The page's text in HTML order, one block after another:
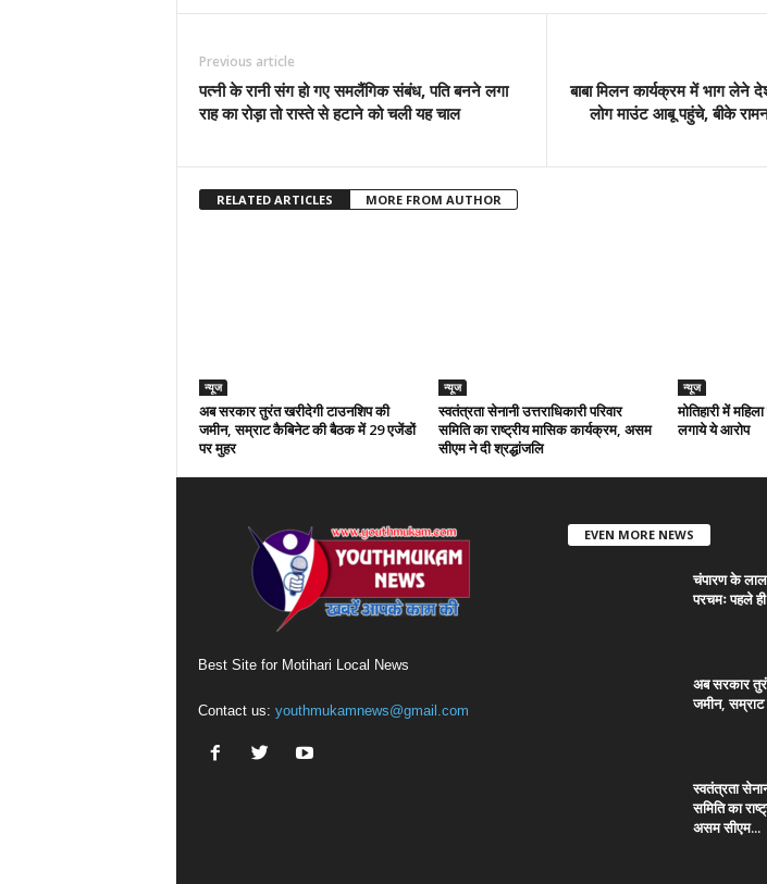
Previous article
पत्नी के रानी संग हो गए समलैंगिक संबंध, पति बनने लगा
राह का रोड़ा तो रास्ते से हटाने को चली यह चाल
बाबा मिलन कार्यक्रम में भाग
लोग माउंट आबू पहुंचे, बीके
RELATED ARTICLES MORE FROM AUTHOR
न्यूज
अब सरकार तुरंत खरीदेगी टाउनशिप की
जमीन, सम्राट कैबिनेट की बैठक में 29 एजेंडों
पर मुहर
न्यूज
स्वतंत्रता सेनानी उत्तराधिकारी परिवार
समिति का राष्ट्रीय मासिक कार्यक्रम, असम
सीएम ने दी श्रद्धांजलि
न्यूज
मोतिहारी में
लगाये ये आरोप
Best Site for Motihari Local News
Contact us: youthmukamnews@gmail.com
EVEN MORE NEWS
चंपारण के लाल
परचमः पहले
अब सरकार
जमीन,
स्वतंत्रता
समिति का
असम सीएम...